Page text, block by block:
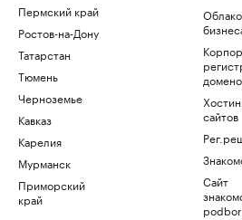
Пермский край
Ростов-на-Дону
Татарстан
Тюмень
Черноземье
Кавказ
Карелия
Мурманск
Приморский
край
сайтов
Сайт